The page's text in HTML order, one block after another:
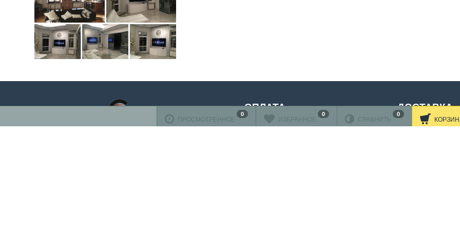
СРАВНИТЬ
0
ИЗБРАННОЕ
0
ПРОСМОТРЕННОЕ
0
ОПЛАТА
Оплата банковскими картами
ДОСТАВКА